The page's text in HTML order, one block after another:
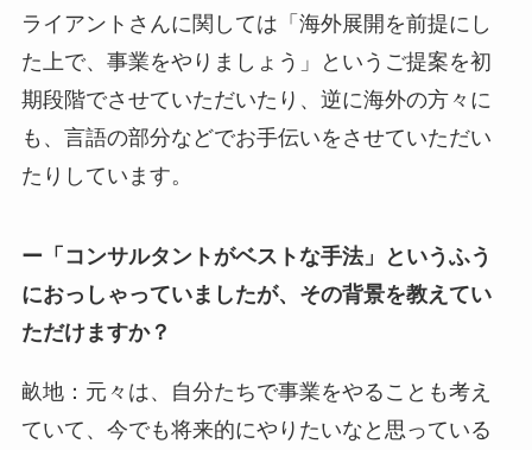
ライアントさんに関しては「海外展開を前提にし
た上で、事業をやりましょう」というご提案を初
期段階でさせていただいたり、逆に海外の方々に
も、言語の部分などでお手伝いをさせていただい
たりしています。
ー「コンサルタントがベストな手法」というふう
におっしゃっていましたが、その背景を教えてい
ただけますか？
畝地：元々は、自分たちで事業をやることも考え
ていて、今でも将来的にやりたいなと思っている